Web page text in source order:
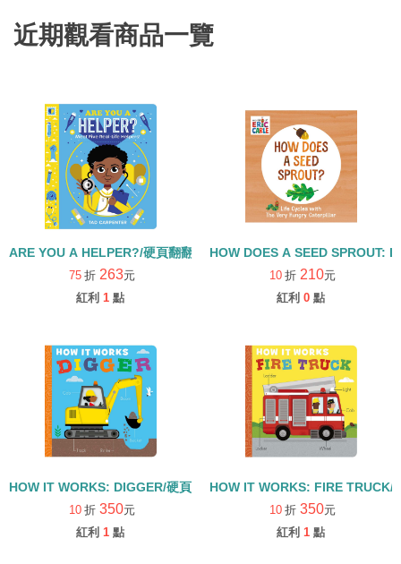
近期觀看商品一覽
ARE YOU A HELPER?/硬頁翻翻書
75 折 263元
紅利 1 點
HOW DOES A SEED SPROUT:
10 折 210元
紅利 0 點
HOW IT WORKS: DIGGER/硬頁書
10 折 350元
紅利 1 點
HOW IT WORKS: FIRE TRUCK/
10 折 350元
紅利 1 點